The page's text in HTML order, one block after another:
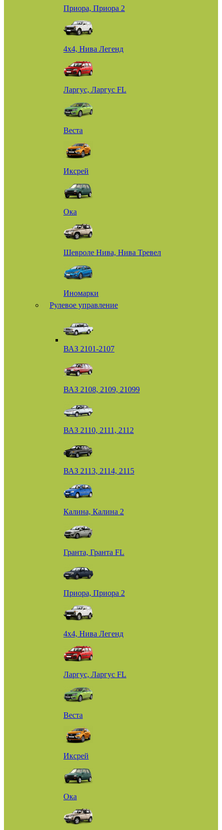
Приора, Приора 2
4х4, Нива Легенд
Ларгус, Ларгус FL
Веста
Иксрей
Ока
Шевроле Нива, Нива Тревел
Иномарки
Рулевое управление
ВАЗ 2101-2107
ВАЗ 2108, 2109, 21099
ВАЗ 2110, 2111, 2112
ВАЗ 2113, 2114, 2115
Калина, Калина 2
Гранта, Гранта FL
Приора, Приора 2
4х4, Нива Легенд
Ларгус, Ларгус FL
Веста
Иксрей
Ока